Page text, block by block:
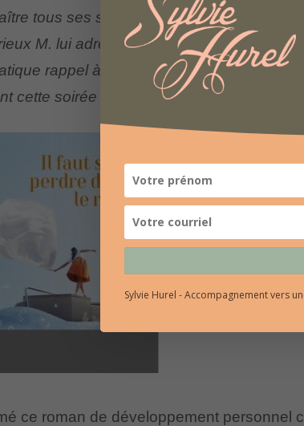
tous ses soucis en buvant plus que
M. lui adresse un ultimatum : « Rose
rappel à l’ordre, Rose, assistée de
cette soirée d’anniversaire dont elle n’a
ce roman de développement personnel
Sylvie Hurel - Accompagnement vers